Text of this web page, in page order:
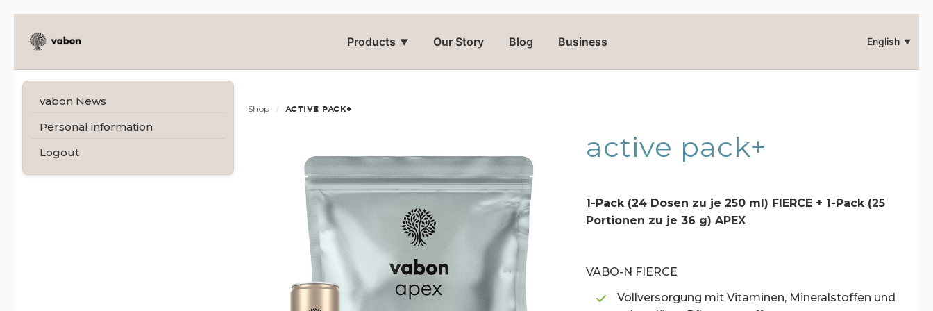
Products ▼ Our Story Blog Business English ▼
vabon News
Personal information
Logout
Shop ACTIVE PACK+
active pack+
1-Pack (24 Dosen zu je 250 ml) FIERCE + 1-Pack (25
Portionen zu je 36 g) APEX
VABO-N FIERCE
Vollversorgung mit Vitaminen, Mineralstoffen und